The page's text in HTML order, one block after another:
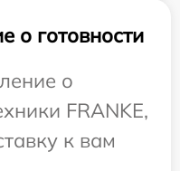
о готовности
о
FRANKE,
к вам